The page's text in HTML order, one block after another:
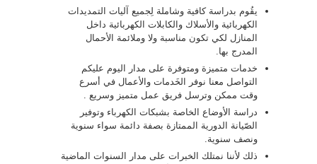
يقُوم بدراسة كافية وشاملة لِجميع آليات التمديدات
الكهربائية والأسلاك والكابلات الكهربائية داخل
المنازل لكي تكون مناسبة ولا وملائمة الأحمال
المدرج بها.
خدمات متميزة ومتوفرة على مدار اليوم عليكم
التواصل معنا نوفر الخَدمات والأعمال في أسرع
وقت ممكن وترسل فريق عمل متميز وسريع .
دراسة الأوضاع الخاصة بشبكات الكهرباء وتوفير
الصّيانة الدورية الممتازة بصفة دائمة سواء سنوية
ونصف سنوية.
ذلك لأننا نمتلك الخبرات على مدار السنوات الماضية